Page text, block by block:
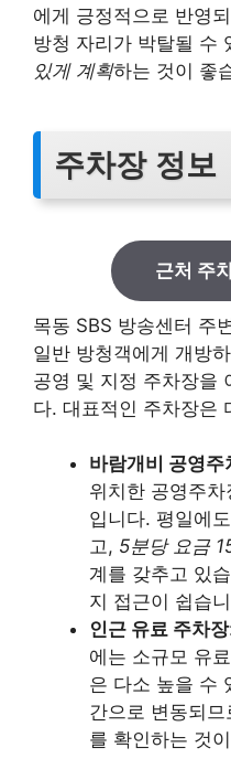
에게 긍정적으로 반영
방청 자리가 박탈될 수
있게 계획하는 것이 좋
주차장 정보
근처 주
목동 SBS 방송센터 주
일반 방청객에게 개방
공영 및 지정 주차장을
다. 대표적인 주차장은
바람개비 공영주
위치한 공영주
입니다. 평일에
고, 5분당 요금
계를 갖추고 있
지 접근이 쉽습
인근 유료 주차장
에는 소규모 유
은 다소 높을 수
간으로 변동되
를 확인하는 것